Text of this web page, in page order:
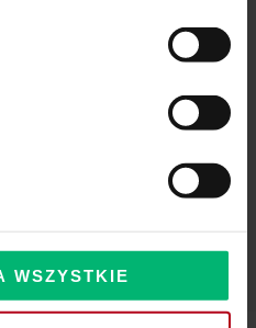
WSZYSTKIE
– zbliża się wielka zmiana!